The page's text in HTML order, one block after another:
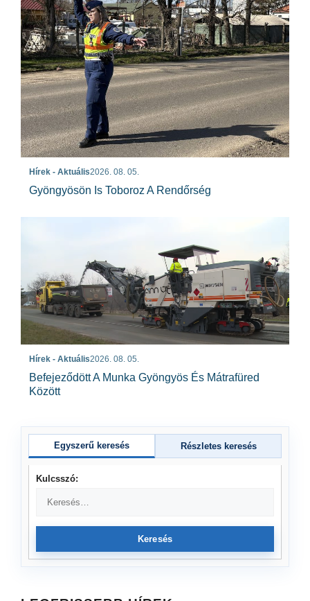
Hírek - Aktuális2026. 08. 05.
Gyöngyösön Is Toboroz A Rendőrség
Hírek - Aktuális2026. 08. 05.
Befejeződött A Munka Gyöngyös És Mátrafüred
Között
Egyszerű keresés Részletes keresés
Kulcsszó:
Keresés